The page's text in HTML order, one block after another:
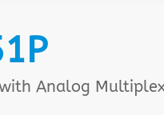
Analog